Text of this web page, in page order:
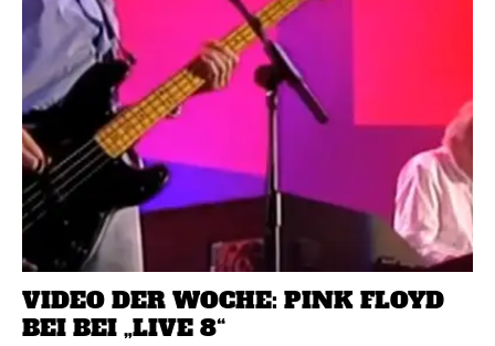
VIDEO DER WOCHE: PINK FLOYD
BEI BEI „LIVE 8“